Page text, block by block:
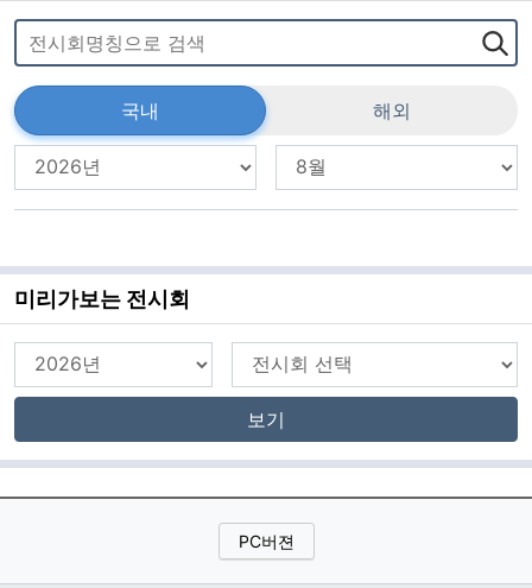
국내 해외
미리가보는 전시회
보기
PC버젼